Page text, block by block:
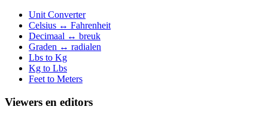
Unit Converter
Celsius ↔ Fahrenheit
Decimaal ↔ breuk
Graden ↔ radialen
Lbs to Kg
Kg to Lbs
Feet to Meters
Viewers en editors